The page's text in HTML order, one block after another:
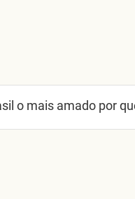
o mais amado por